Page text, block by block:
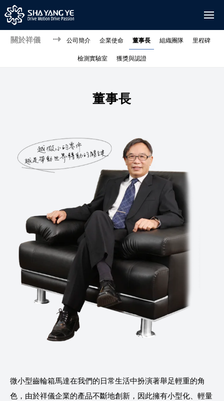
關於祥儀 公司簡介 企業使命 董事長 組織團隊 里程碑
檢測實驗室 獲獎與認證
董事長
微小型齒輪箱馬達在我們的日常生活中扮演著舉足輕重的角
色，由於祥儀企業的產品不斷地創新，因此擁有小型化、輕量